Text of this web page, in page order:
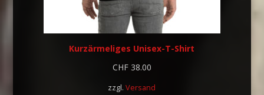
Kurzärmeliges Unisex-T-Shirt
CHF38.00
zzgl.Versand